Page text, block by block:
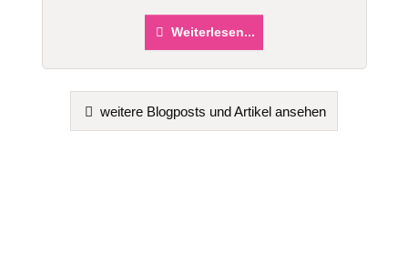
Weiterlesen...
weitere Blogposts und Artikel ansehen